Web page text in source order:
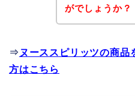
がでしょうか？
⇒ ヌーススピリッツの商品
方はこちら